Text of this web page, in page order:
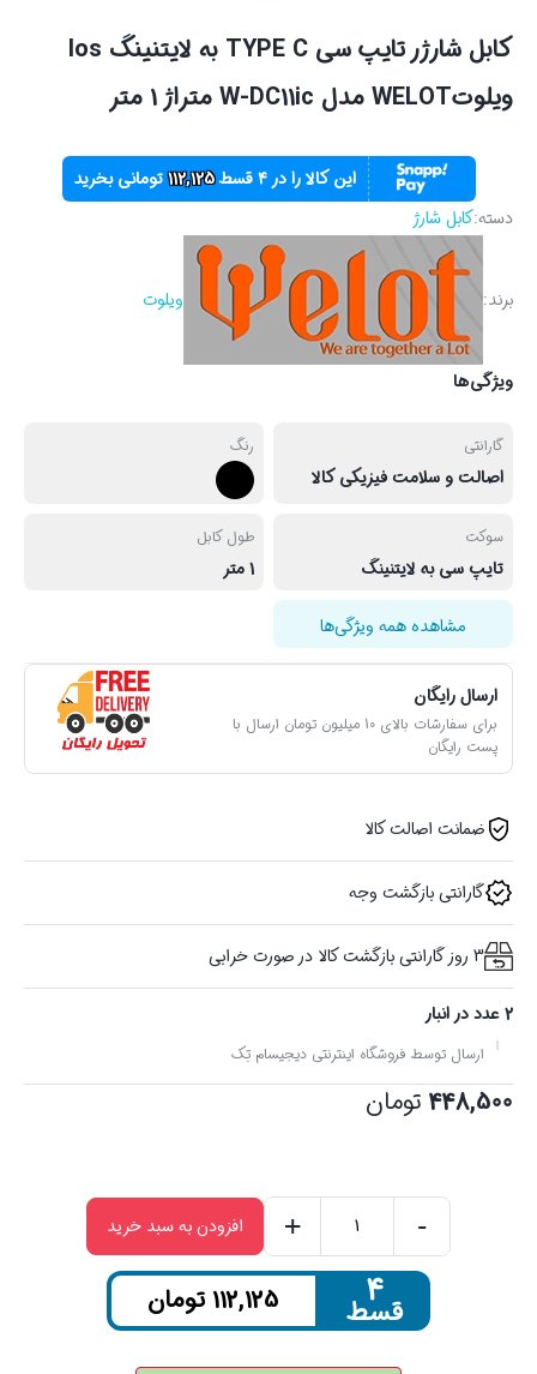
کابل شارژر تایپ سی TYPE C به لایتنینگ Ios
ویلوتWELOT مدل W-DC11ic متراژ 1 متر
این کالا را در ۴ قسط 112,125تومانی بخرید
دسته:کابل شارژ
برند: ویلوت
ویژگی‌ها
گارانتی
اصالت و سلامت فیزیکی کالا
رنگ
سوکت
تایپ سی به لایتنینگ
طول کابل
1 متر
مشاهده همه ویژگی‌ها
ارسال رایگان
برای سفارشات بالای 10 میلیون تومان ارسال با
پست رایگان
ضمانت اصالت کالا
گارانتی بازگشت وجه
3 روز گارانتی بازگشت کالا در صورت خرابی
2 عدد در انبار
ارسال توسط فروشگاه اینترنتی دیجیسام تِک
448,500 تومان
شارژر
-
+ افزودن به سبد خرید
۴
قسط 112,125 تومان